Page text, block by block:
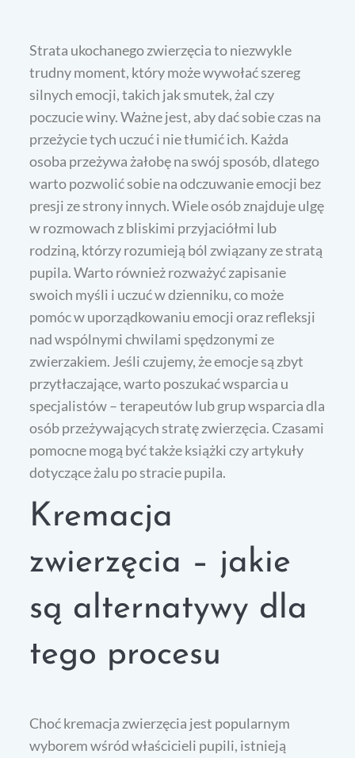
Strata ukochanego zwierzęcia to niezwykle
trudny moment, który może wywołać szereg
silnych emocji, takich jak smutek, żal czy
poczucie winy. Ważne jest, aby dać sobie czas na
przeżycie tych uczuć i nie tłumić ich. Każda
osoba przeżywa żałobę na swój sposób, dlatego
warto pozwolić sobie na odczuwanie emocji bez
presji ze strony innych. Wiele osób znajduje ulgę
w rozmowach z bliskimi przyjaciółmi lub
rodziną, którzy rozumieją ból związany ze stratą
pupila. Warto również rozważyć zapisanie
swoich myśli i uczuć w dzienniku, co może
pomóc w uporządkowaniu emocji oraz refleksji
nad wspólnymi chwilami spędzonymi ze
zwierzakiem. Jeśli czujemy, że emocje są zbyt
przytłaczające, warto poszukać wsparcia u
specjalistów – terapeutów lub grup wsparcia dla
osób przeżywających stratę zwierzęcia. Czasami
pomocne mogą być także książki czy artykuły
dotyczące żalu po stracie pupila.
Kremacja
zwierzęcia – jakie
są alternatywy dla
tego procesu
Choć kremacja zwierzęcia jest popularnym
wyborem wśród właścicieli pupili, istnieją